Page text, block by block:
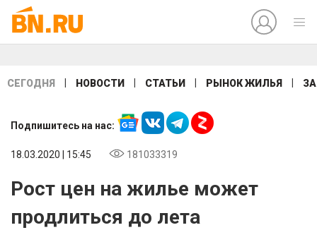
СЕГОДНЯ НОВОСТИ СТАТЬИ РЫНОК ЖИЛЬЯ
Подпишитесь на нас:
18.03.2020 | 15:45 181033319
Рост цен на жилье может
продлиться до лета